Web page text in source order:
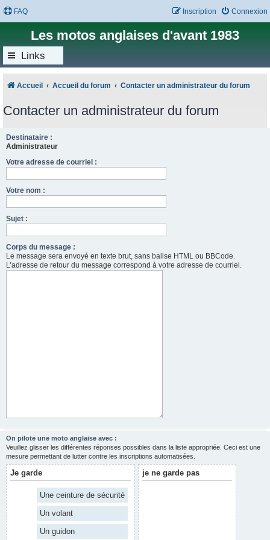
FAQ Connexion
Inscription
Les motos anglaises d'avant 1983
Links
Accueil Accueil du forum Contacter un administrateur du forum
Contacter un administrateur du forum
Destinataire :
Administrateur
Votre adresse de courriel :
Votre nom :
Sujet :
Corps du message :
Le message sera envoyé en texte brut, sans balise HTML ou BBCode.
L’adresse de retour du message correspond à votre adresse de courriel.
On pilote une moto anglaise avec :
Veuillez glisser les différentes réponses possibles dans la liste appropriée. Ceci est une
mesure permettant de lutter contre les inscriptions automatisées.
Je garde
Une ceinture de sécurité
Un volant
Un guidon
je ne garde pas